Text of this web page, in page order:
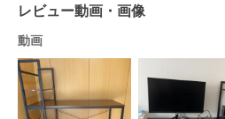
レビュー動画・画像
動画